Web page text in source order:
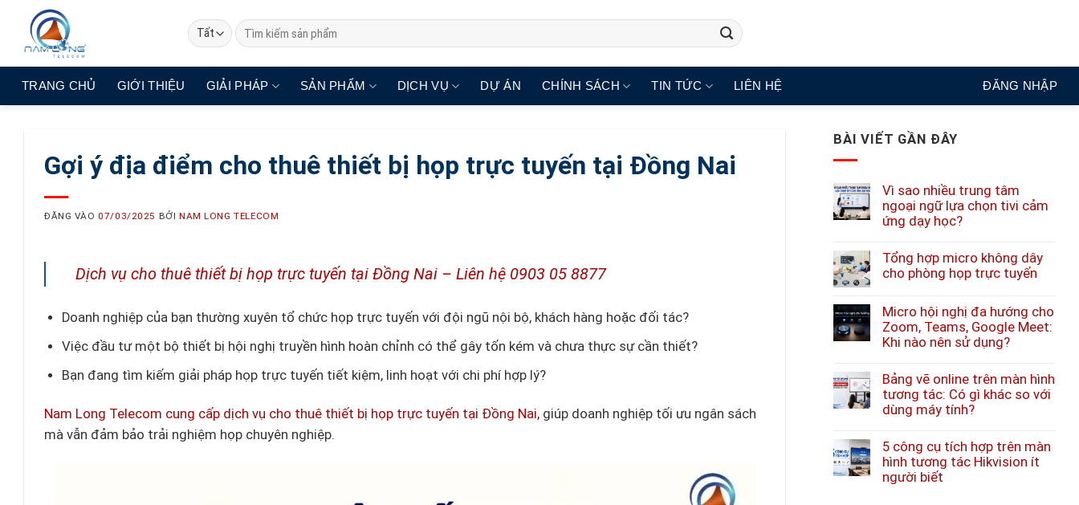
dung
Tìm
kiếm:
TRANG CHỦ GIỚI THIỆU GIẢI PHÁP SẢN PHẨM DỊCH VỤ DỰ ÁN CHÍNH SÁCH TIN TỨC LIÊN HỆ ĐĂNG NHẬP
Gợi ý địa điểm cho thuê thiết bị họp trực tuyến tại Đồng Nai
ĐĂNG VÀO07/03/2025 BỞI NAM LONG TELECOM
Dịch vụ cho thuê thiết bị họp trực tuyến tại Đồng Nai – Liên hệ 0903 05 8877
Doanh nghiệp của bạn thường xuyên tổ chức họp trực tuyến với đội ngũ nội bộ, khách hàng hoặc đối tác?
Việc đầu tư một bộ thiết bị hội nghị truyền hình hoàn chỉnh có thể gây tốn kém và chưa thực sự cần thiết?
Bạn đang tìm kiếm giải pháp họp trực tuyến tiết kiệm, linh hoạt với chi phí hợp lý?
Nam Long Telecom cung cấp dịch vụ cho thuê thiết bị họp trực tuyến tại Đồng Nai, giúp doanh nghiệp tối ưu ngân sách
mà vẫn đảm bảo trải nghiệm họp chuyên nghiệp.
BÀI VIẾT GẦN ĐÂY
Vì sao nhiều trung tâm
ngoại ngữ lựa chọn tivi cảm
ứng dạy học?
Tổng hợp micro không dây
cho phòng họp trực tuyến
Micro hội nghị đa hướng cho
Zoom, Teams, Google Meet:
Khi nào nên sử dụng?
Bảng vẽ online trên màn hình
tương tác: Có gì khác so với
dùng máy tính?
5 công cụ tích hợp trên màn
hình tương tác Hikvision ít
người biết